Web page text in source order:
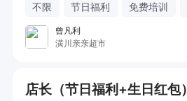
不限 节日福利 免费培训
曾凡利
潢川亲亲超市
店长（节日福利+生日红包）